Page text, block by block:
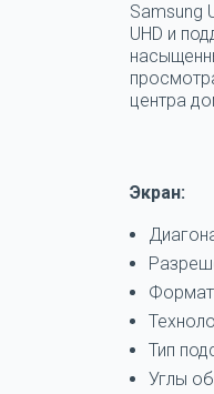
Samsung
UHD и
центра
Экран:
Тип
Углы